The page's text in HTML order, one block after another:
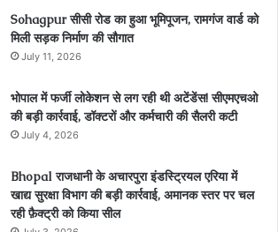
Sohagpur सीसी रोड का हुआ भूमिपूजन, रामगंज वार्ड को
मिली सड़क निर्माण की सौगात
July 11, 2026
भोपाल में फर्जी लोकेशन से लग रही थी अटेंडेंस! सीएमएचओ
की बड़ी कार्रवाई, डॉक्टरों और कर्मचारी की सैलरी कटी
July 4, 2026
Bhopal राजधानी के अचारपुरा इंडस्ट्रियल एरिया में
खाद्य सुरक्षा विभाग की बड़ी कार्रवाई, अमानक स्तर पर चल
रही फ़ैक्ट्री को किया सील